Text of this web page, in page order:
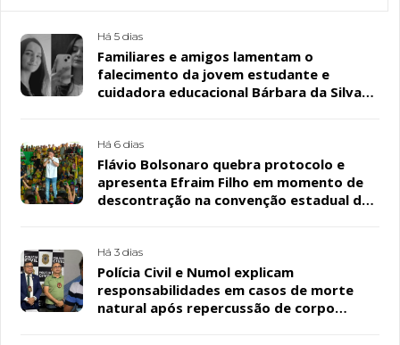
Há 5 dias
Familiares e amigos lamentam o
falecimento da jovem estudante e
cuidadora educacional Bárbara da Silva
Há 6 dias
Flávio Bolsonaro quebra protocolo e
apresenta Efraim Filho em momento de
descontração na convenção estadual do
Há 3 dias
Polícia Civil e Numol explicam
responsabilidades em casos de morte
natural após repercussão de corpo